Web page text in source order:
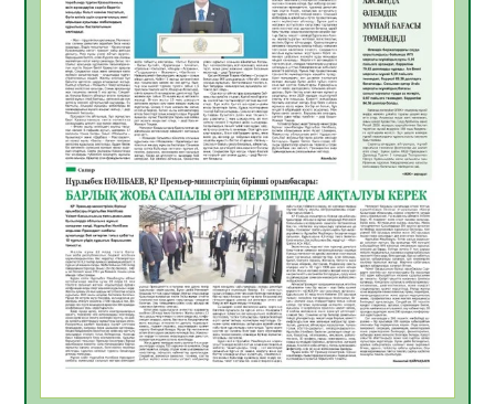
06.08.2026
30
АПВ вакцинасы туралы мәлімет
06.08.2026
31
Open Air: Қызылорда облысы полиция
департаменті 20 мыңнан астам
көрерменнің қауіпсіздігін қамтамасыз етті
06.08.2026
41
ҚЫЗЫЛОРДАДА «САНАЛЫ ҰРПАҚ –
ЖАРҚЫН БОЛАШАҚ» АТТЫ КЕҢЕЙТІЛГЕН
МӘЖІЛІС ӨТТІ
05.08.2026
43
Қазақстан Орталық Азиядағы көшуге ең